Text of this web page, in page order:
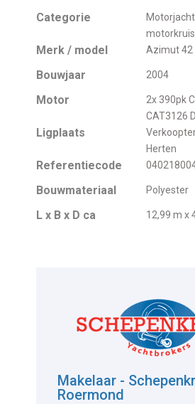
Categorie
Merk / model Azimut 42
Bouwjaar 2004
Motor
2x 390pk
CAT3126
Ligplaats
Herten
Referentiecode
Bouwmateriaal Polyester
L x B x D ca 12,99 m x
Makelaar -
Roermond